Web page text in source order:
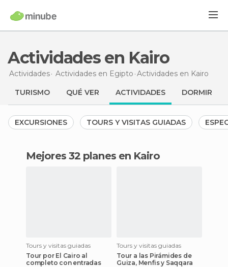
Actividades en Kairo
Actividades Actividades en Egipto Actividades en Kairo
TURISMO QUÉ VER ACTIVIDADES DORMIR
EXCURSIONES TOURS Y VISITAS GUIADAS
Mejores 32 planes en Kairo
Tours y visitas guiadas
Tour por El Cairo al
completo con entradas
Tours y visitas guiadas
Tour a las Pirámides de
Guiza, Menfis y Saqqara